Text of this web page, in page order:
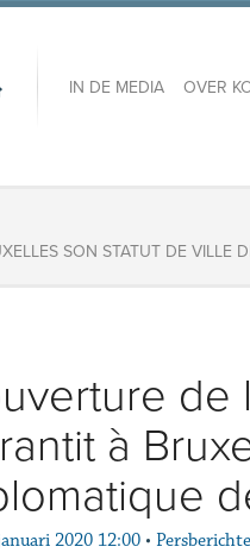
IN DE MEDIA OVER
SON STATUT DE VILLE
à
2020 12:00 •